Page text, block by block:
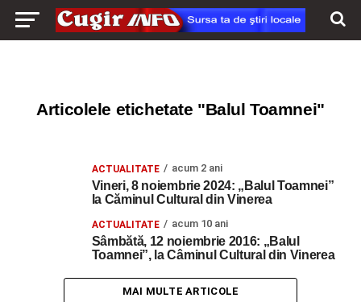
Articolele etichetate "Balul Toamnei"
ACTUALITATE acum 2 ani
Vineri, 8 noiembrie 2024: „Balul Toamnei”
la Căminul Cultural din Vinerea
ACTUALITATE acum 10 ani
Sâmbătă, 12 noiembrie 2016: „Balul
Toamnei”, la Câminul Cultural din Vinerea
MAI MULTE ARTICOLE